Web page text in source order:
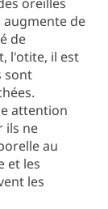
augmente de
de
l'otite, il est
sont
attention
ils ne
au
et les
les